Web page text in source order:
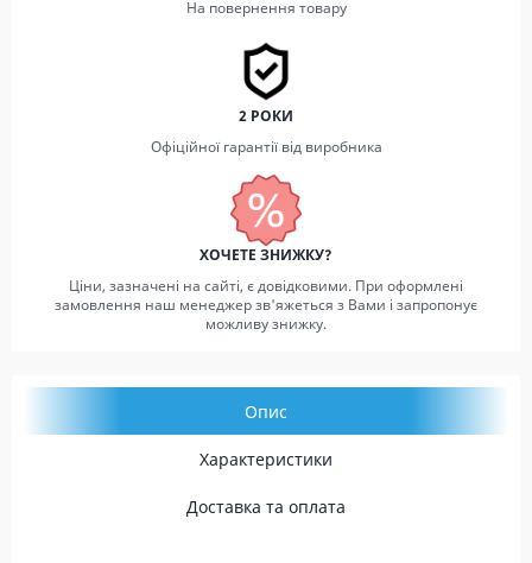
На повернення товару
2 РОКИ
Офіційної гарантії від виробника
ХОЧЕТЕ ЗНИЖКУ?
Ціни, зазначені на сайті, є довідковими. При оформлені
замовлення наш менеджер зв'яжеться з Вами і запропонує
можливу знижку.
Опис
Характеристики
Доставка та оплата